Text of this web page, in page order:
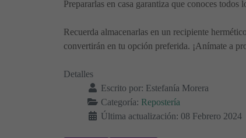
Prepararlas en casa garantiza que conoces
Recuerda almacenarlas en un recipiente
convertirán en tu opción preferida. ¡Anímate a
Detalles
Escrito por: Estefanía Morera
Categoría: Repostería
Última actualización: 08 Febrero 2024